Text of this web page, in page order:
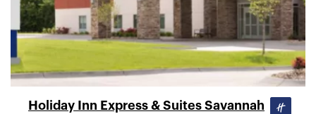
Holiday Inn Express & Suites Savannah